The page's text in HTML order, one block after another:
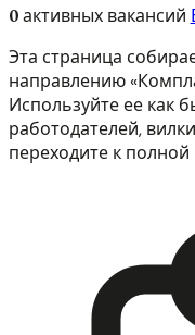
0 активных вакансий
Эта страница
направлению
Используйте ее как
работодателей,
переходите к полной